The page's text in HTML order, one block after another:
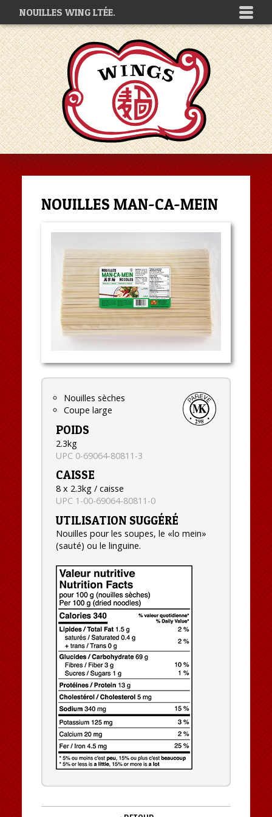
NOUILLES WING LTÉE.
NOUILLES MAN-CA-MEIN
Nouilles sèches
Coupe large
POIDS
2.3kg
UPC 0-69064-80811-3
CAISSE
8 x 2.3kg / caisse
UPC 1-00-69064-80811-0
UTILISATION SUGGÉRÉ
Nouilles pour les soupes, le «lo mein»
(sauté) ou le linguine.